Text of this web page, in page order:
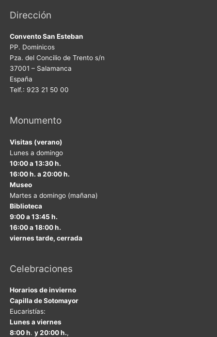
Dirección
Convento San Esteban
PP. Dominicos
Pza. del Concilio de Trento s/n
37001 – Salamanca
España
Telf.: 923 21 50 00
Monumento
Visitas (verano)
Lunes a domingo
10:00 a 13:30 h.
16:00 h. a 20:00 h.
Museo
Martes a domingo (mañana)
Biblioteca
9:00 a 13:45 h.
16:00 a 18:00 h.
viernes tarde, cerrada
Celebraciones
Horarios de invierno
Capilla de Sotomayor
Eucaristías:
Lunes a viernes
8:00 h. y 20:00 h.,